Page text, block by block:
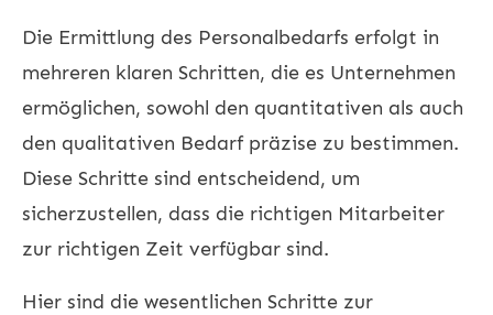
Die Ermittlung des Personalbedarfs erfolgt in
mehreren klaren Schritten, die es Unternehmen
ermöglichen, sowohl den quantitativen als auch
den qualitativen Bedarf präzise zu bestimmen.
Diese Schritte sind entscheidend, um
sicherzustellen, dass die richtigen Mitarbeiter
zur richtigen Zeit verfügbar sind.
Hier sind die wesentlichen Schritte zur